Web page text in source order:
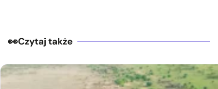
Czytaj także